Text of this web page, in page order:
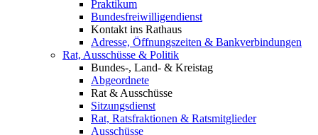
Praktikum
Bundesfreiwilligendienst
Kontakt ins Rathaus
Adresse, Öffnungszeiten & Bankverbindungen
Rat, Ausschüsse & Politik
Bundes-, Land- & Kreistag
Abgeordnete
Rat & Ausschüsse
Sitzungsdienst
Rat, Ratsfraktionen & Ratsmitglieder
Ausschüsse